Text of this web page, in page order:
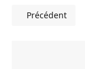
Article
Précédent